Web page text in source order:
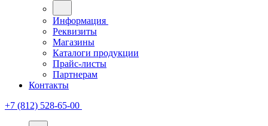
Информация
Реквизиты
Магазины
Каталоги продукции
Прайс-листы
Партнерам
Контакты
+7 (812) 528-65-00